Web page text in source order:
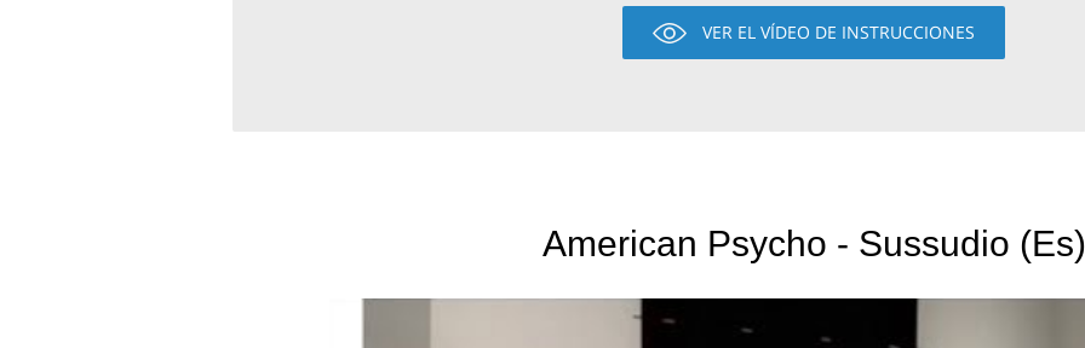
VER EL VÍDEO DE INSTRUCCIONES
American Psycho - Sussudio (Es)